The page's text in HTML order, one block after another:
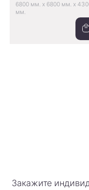
6800 мм. x 6800 мм. x
мм.
Закажите